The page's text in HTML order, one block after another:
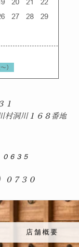
１
村洞川１６８番地
０６３５
０７３０
店舗概要